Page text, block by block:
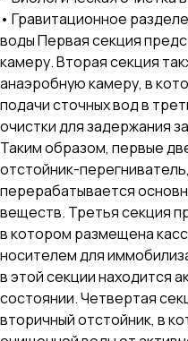
• Гравитационное
воды Первая секция
камеру. Вторая секция
анаэробную камеру, в
подачи сточных вод в
очистки для задержания
Таким образом, первые
отстойник-
перерабатывается
веществ. Третья секция
в котором размещена
носителем для
в этой секции находится
состоянии. Четвертая
вторичный отстойник, в